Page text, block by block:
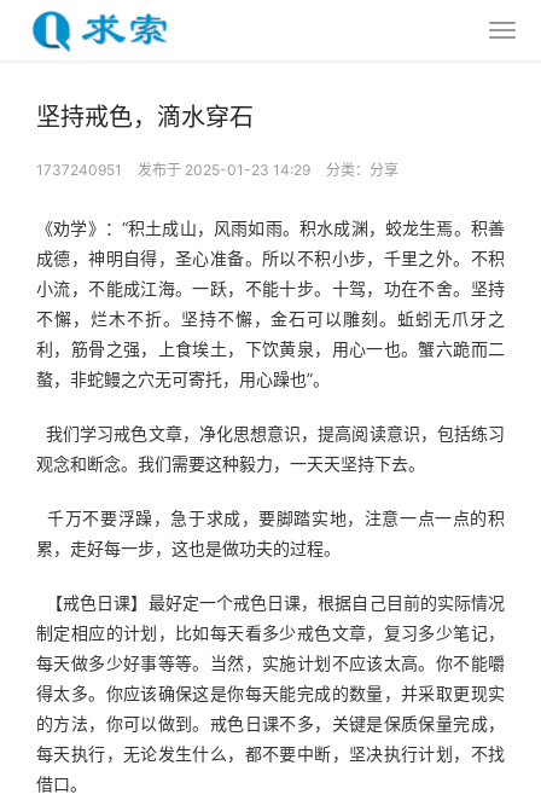
坚持戒色，滴水穿石
1737240951 发布于 2025-01-23 14:29 分类： 分享
《劝学》：“积土成山，风雨如雨。积水成渊，蛟龙生焉。积善
成德，神明自得，圣心准备。所以不积小步，千里之外。不积
小流，不能成江海。一跃，不能十步。十驾，功在不舍。坚持
不懈，烂木不折。坚持不懈，金石可以雕刻。蚯蚓无爪牙之
利，筋骨之强，上食埃土，下饮黄泉，用心一也。蟹六跪而二
螯，非蛇鳗之穴无可寄托，用心躁也”。
我们学习戒色文章，净化思想意识，提高阅读意识，包括练习
观念和断念。我们需要这种毅力，一天天坚持下去。
千万不要浮躁，急于求成，要脚踏实地，注意一点一点的积
累，走好每一步，这也是做功夫的过程。
【戒色日课】最好定一个戒色日课，根据自己目前的实际情况
制定相应的计划，比如每天看多少戒色文章，复习多少笔记，
每天做多少好事等等。当然，实施计划不应该太高。你不能嚼
得太多。你应该确保这是你每天能完成的数量，并采取更现实
的方法，你可以做到。戒色日课不多，关键是保质保量完成，
每天执行，无论发生什么，都不要中断，坚决执行计划，不找
借口。